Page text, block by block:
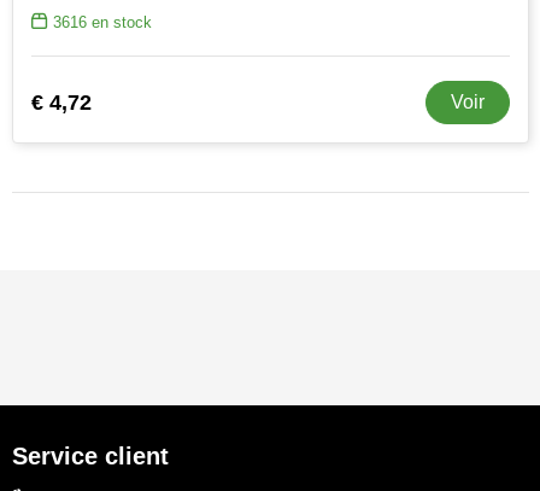
3616en stock
€ 4,72 Voir
Service client